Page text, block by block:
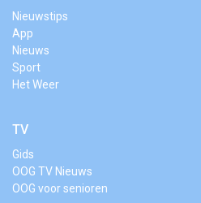
Nieuwstips
App
Nieuws
Sport
Het Weer
TV
Gids
OOG TV Nieuws
OOG voor senioren